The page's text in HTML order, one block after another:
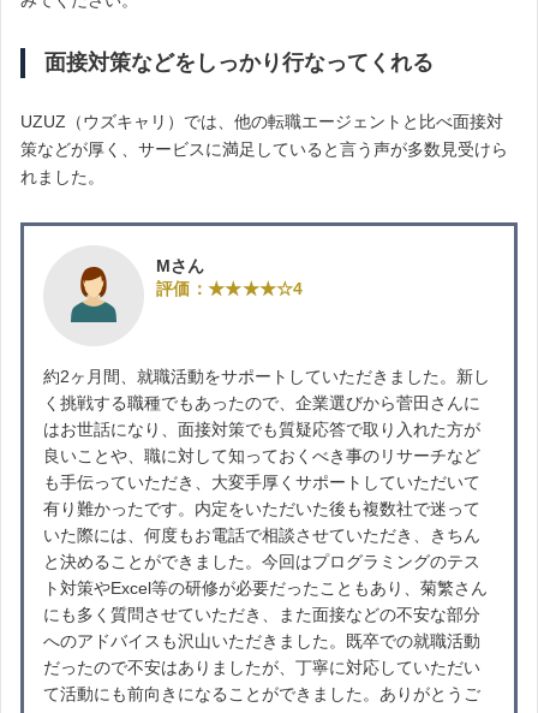
面接対策などをしっかり行なってくれる
UZUZ（ウズキャリ）では、他の転職エージェントと比べ面接対
策などが厚く、サービスに満足していると言う声が多数見受けら
れました。
Mさん
評価：★★★★☆4
約2ヶ月間、就職活動をサポートしていただきました。新し
く挑戦する職種でもあったので、企業選びから菅田さんに
はお世話になり、面接対策でも質疑応答で取り入れた方が
良いことや、職に対して知っておくべき事のリサーチなど
も手伝っていただき、大変手厚くサポートしていただいて
有り難かったです。内定をいただいた後も複数社で迷って
いた際には、何度もお電話で相談させていただき、きちん
と決めることができました。今回はプログラミングのテス
ト対策やExcel等の研修が必要だったこともあり、菊繁さん
にも多く質問させていただき、また面接などの不安な部分
へのアドバイスも沢山いただきました。既卒での就職活動
だったので不安はありましたが、丁寧に対応していただい
て活動にも前向きになることができました。ありがとうご